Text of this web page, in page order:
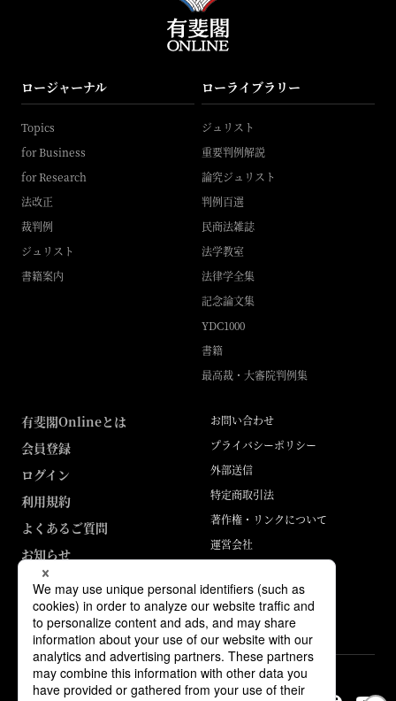
ロージャーナル
Topics
for Business
for Research
法改正
裁判例
ジュリスト
書籍案内
ローライブラリー
ジュリスト
重要判例解説
論究ジュリスト
判例百選
民商法雑誌
法学教室
法律学全集
記念論文集
YDC1000
書籍
最高裁・大審院判例集
有斐閣Onlineとは
会員登録
ログイン
利用規約
よくあるご質問
お知らせ
お問い合わせ
プライバシーポリシー
外部送信
特定商取引法
著作権・リンクについて
運営会社